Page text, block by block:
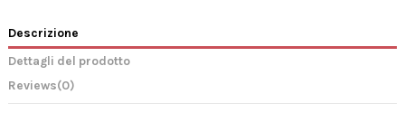
Descrizione
Dettagli del prodotto
Reviews(0)